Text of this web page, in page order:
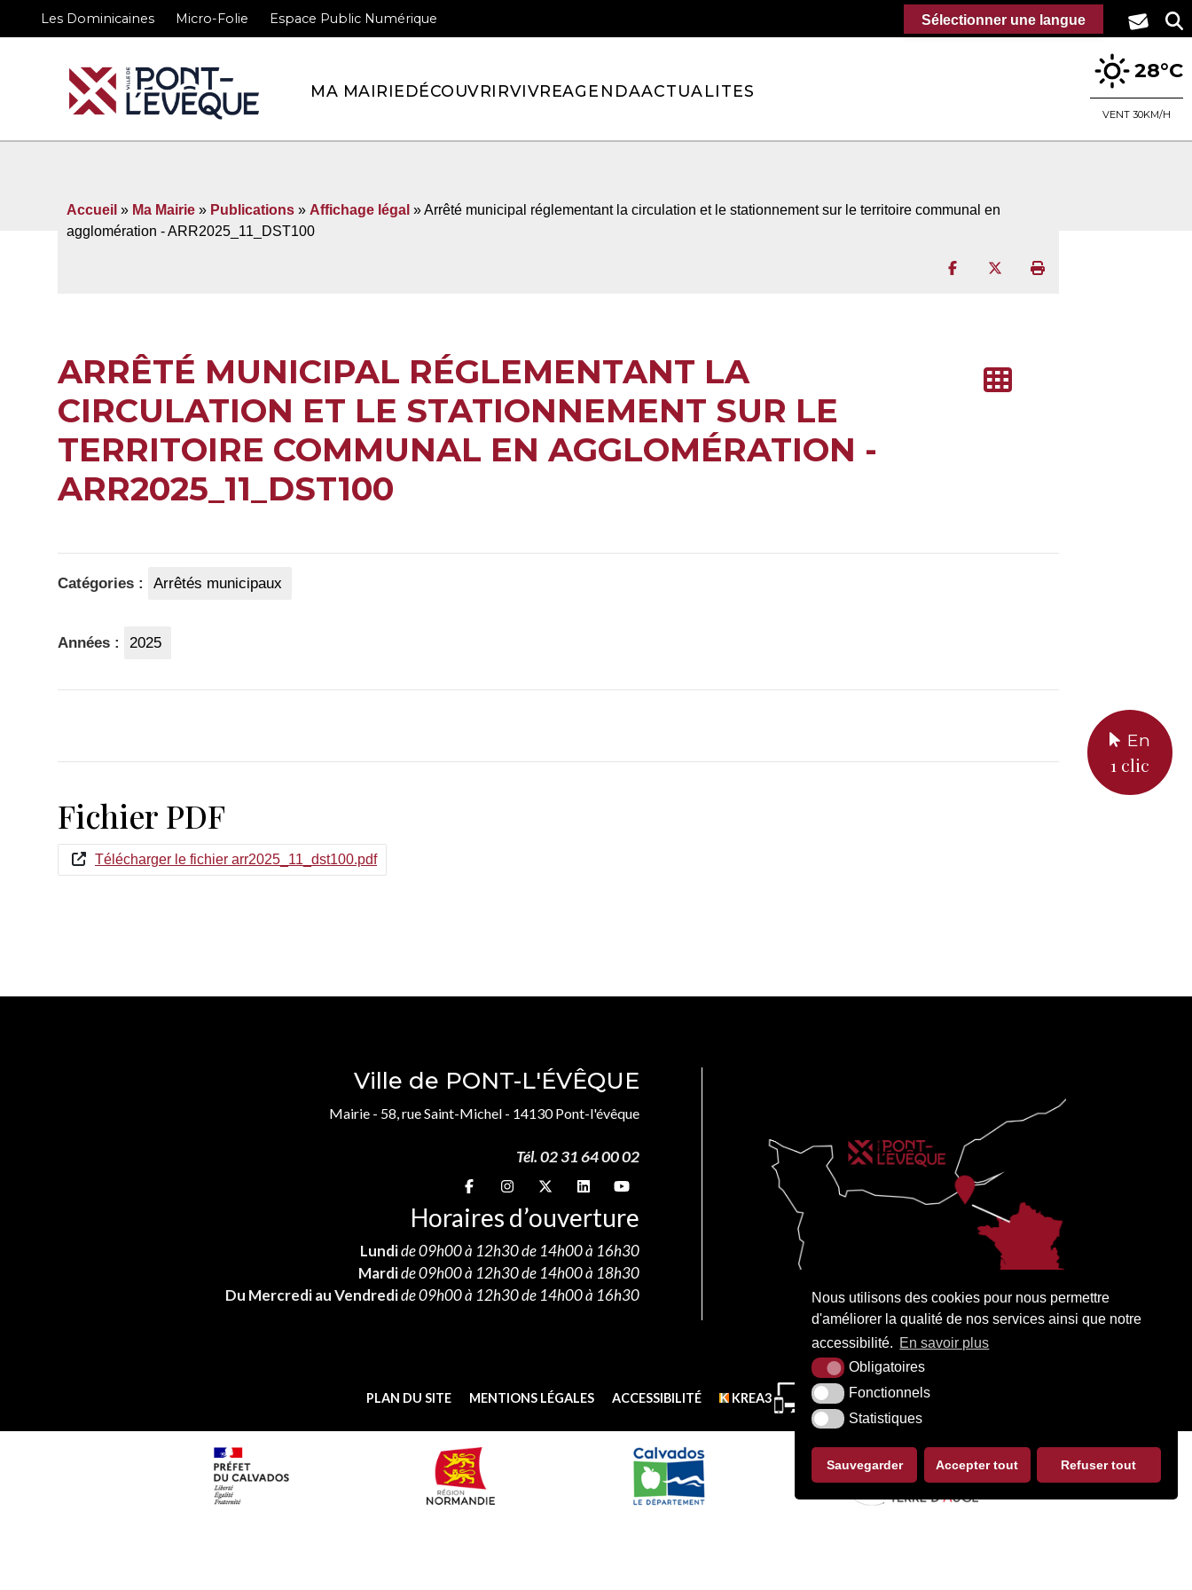
Nous utilisons des cookies pour nous permettre
d'améliorer la qualité de nos services ainsi que notre
accessibilité. En savoir plus
Obligatoires
Fonctionnels
Statistiques
Sauvegarder Accepter tout Refuser tout
Les Dominicaines Micro-Folie Espace Public Numérique
MA MAIRIEDÉCOUVRIRVIVREAGENDAACTUALITES
28°C
VENT 30KM/H
En
1 clic
Accueil » Ma Mairie » Publications » Affichage légal » Arrêté municipal réglementant la circulation et le stationnement sur le territoire communal en
agglomération - ARR2025_11_DST100
Partager sur Facebook
Partager sur Twitter
Imprimer la page
ARRÊTÉ MUNICIPAL RÉGLEMENTANT LA
CIRCULATION ET LE STATIONNEMENT SUR LE
TERRITOIRE COMMUNAL EN AGGLOMÉRATION -
ARR2025_11_DST100
Catégories : Arrêtés municipaux
Années : 2025
Fichier PDF
Télécharger le fichier arr2025_11_dst100.pdf
Ville de PONT-L'ÉVÊQUE
Mairie - 58, rue Saint-Michel - 14130 Pont-l'évêque
Tél. 02 31 64 00 02
Suivez-nous sur
Suivez-nous sur
Suivez-nous sur
Suivez-nous sur
Suivez-nous sur
Horaires d’ouverture
Lundide 09h00 à 12h30 de 14h00 à 16h30
Mardide 09h00 à 12h30 de 14h00 à 18h30
Du Mercredi au Vendredide 09h00 à 12h30 de 14h00 à 16h30
PLAN DU SITE MENTIONS LÉGALES ACCESSIBILITÉ KREA3
Sélectionner une langue